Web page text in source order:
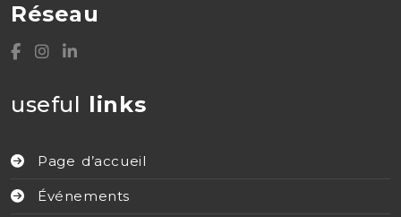
Réseau
useful links
Page d’accueil
Événements